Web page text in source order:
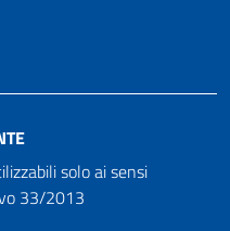
solo ai sensi
33/2013